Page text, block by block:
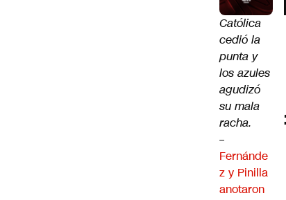
Católica
cedió la
punta y
los azules
agudizó
su mala
racha.
–
Fernánde
z y Pinilla
anotaron